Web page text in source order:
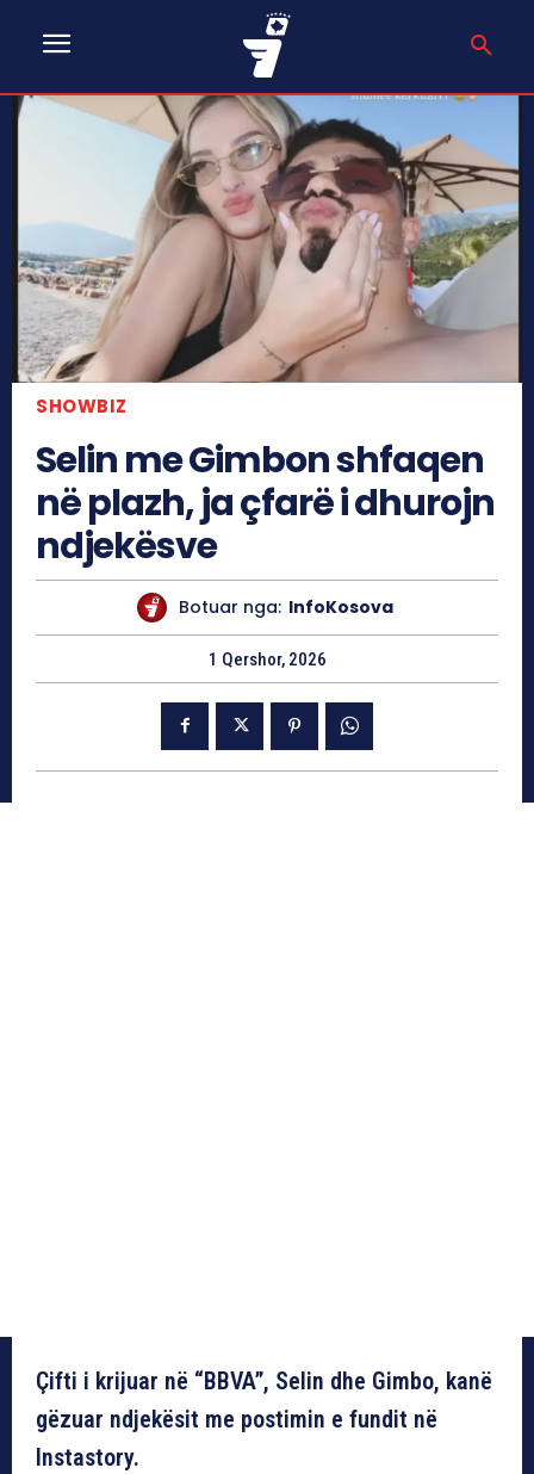
SHOWBIZ
Selin me Gimbon shfaqen
në plazh, ja çfarë i dhurojn
ndjekësve
Botuar nga: InfoKosova
1 Qershor, 2026
Çifti i krijuar në “BBVA”, Selin dhe Gimbo, kanë
gëzuar ndjekësit me postimin e fundit në
Instastory.